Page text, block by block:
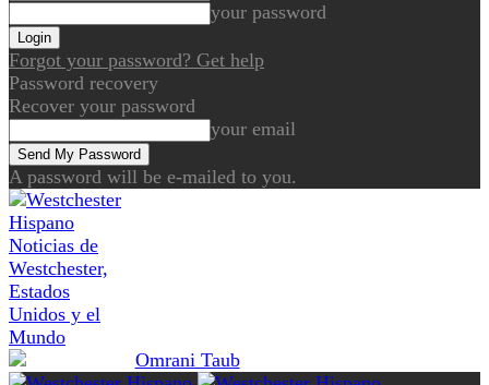
your password
Forgot your password? Get help
Password recovery
Recover your password
your email
A password will be e-mailed to you.
Noticias de
Westchester,
Estados
Unidos y el
Mundo